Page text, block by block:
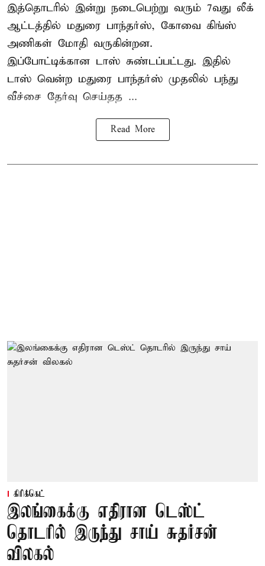
இத்தொடரில் இன்று நடைபெற்று வரும் 7வது லீக்
ஆட்டத்தில் மதுரை பாந்தர்ஸ், கோவை கிங்ஸ்
அணிகள் மோதி வருகின்றன.
இப்போட்டிக்கான டாஸ் சுண்டப்பட்டது. இதில்
டாஸ் வென்ற மதுரை பாந்தர்ஸ் முதலில் பந்து
வீச்சை தேர்வு செய்தத ...
Read More
கிரிக்கெட்
இலங்கைக்கு எதிரான டெஸ்ட்
தொடரில் இருந்து சாய் சுதர்சன்
விலகல்